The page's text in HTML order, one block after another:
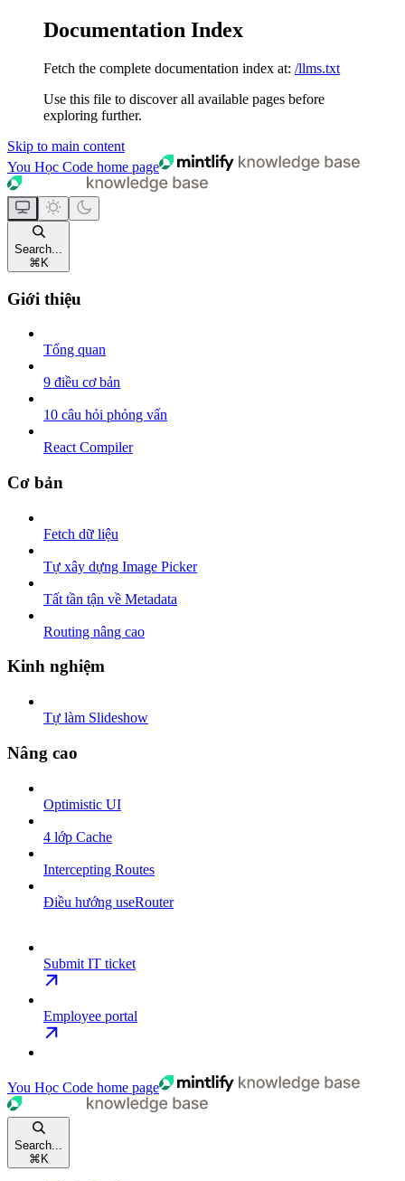
Documentation Index
Fetch the complete documentation index at: /llms.txt
Use this file to discover all available pages before
exploring further.
Skip to main content
You Học Code home page
Search...
⌘ K
Giới thiệu
Tổng quan
9 điều cơ bản
10 câu hỏi phỏng vấn
React Compiler
Cơ bản
Fetch dữ liệu
Tự xây dựng Image Picker
Tất tần tận về Metadata
Routing nâng cao
Kinh nghiệm
Tự làm Slideshow
Nâng cao
Optimistic UI
4 lớp Cache
Intercepting Routes
Điều hướng useRouter
Submit IT ticket
Employee portal
You Học Code home page
Search...
⌘K